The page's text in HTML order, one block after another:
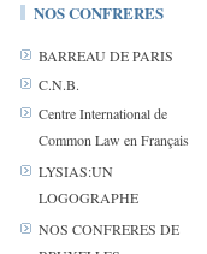
NOS CONFRERES
BARREAU DE PARIS
C.N.B.
Centre International de
Common Law en Français
LYSIAS:UN
LOGOGRAPHE
NOS CONFRERES DE